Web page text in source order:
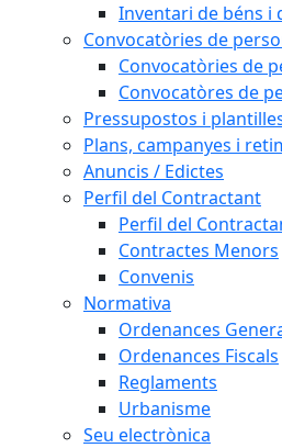
Inventari de béns i
Convocatòries de
Convocatòries de
Convocatòres de
Pressupostos i
Plans, campanyes i
Anuncis / Edictes
Perfil del Contractant
Perfil del
Contractes Menors
Convenis
Normativa
Ordenances
Ordenances Fiscals
Reglaments
Urbanisme
Seu electrònica